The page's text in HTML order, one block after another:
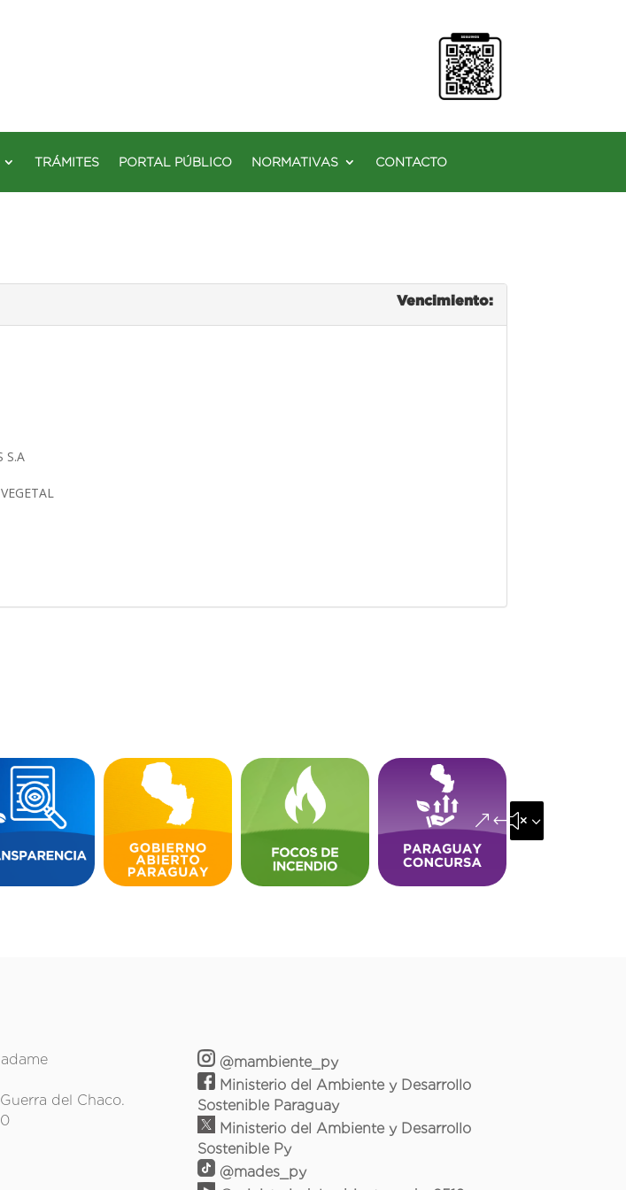
TRÁMITES PORTAL PÚBLICO NORMATIVAS CONTACTO
Vencimiento:
S.A
&#x35;
del Chaco.
@mambiente_py
Ministerio del Ambiente y Desarrollo
Sostenible Paraguay
Ministerio del Ambiente y Desarrollo
Sostenible Py
@mades_py